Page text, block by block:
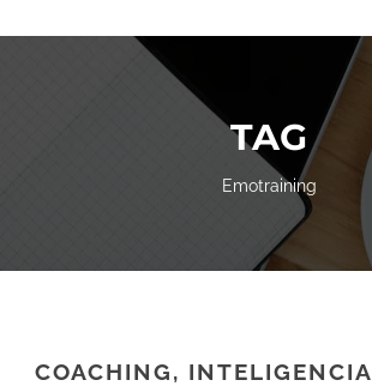
TAG
Emotraining
COACHING, INTELIGENCIA